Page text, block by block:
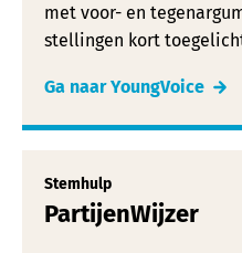
met voor- en
stellingen kort
Ga naar YoungVoice
Stemhulp
PartijenWijzer